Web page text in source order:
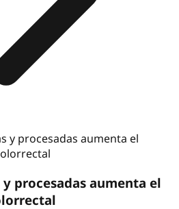
y procesadas aumenta el
procesadas aumenta el